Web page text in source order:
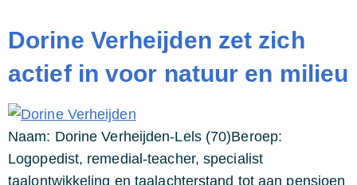
Dorine Verheijden zet zich
actief in voor natuur en milieu
Naam: Dorine Verheijden-Lels (70)Beroep:
Logopedist, remedial-teacher, specialist
taalontwikkeling en taalachterstand tot aan pensioen